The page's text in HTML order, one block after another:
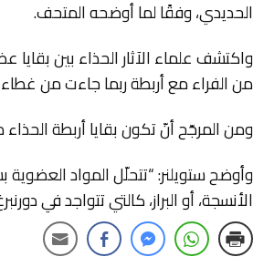
الحديدي، وفقًا لما أوضحه المتحف.
واكتشف علماء الآثار الحذاء بين
من الفراء مع أربطة ربما جاءت من
ومن المرجّح أنّ تكون بقايا أربطة
وأوضح ستويلنر: “تتحلّل المواد
الأنسجة، أو البراز، كالتي تتواجد في